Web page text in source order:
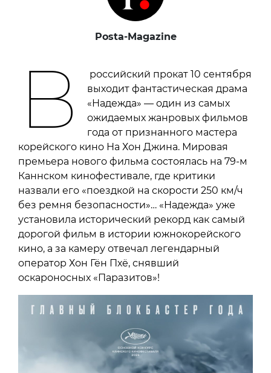
Posta-Magazine
В
российский прокат 10 сентября
выходит фантастическая драма
«Надежда» — один из самых
ожидаемых жанровых фильмов
года от признанного мастера
корейского кино На Хон Джина. Мировая
премьера нового фильма состоялась на 79-м
Каннском кинофестивале, где критики
назвали его «поездкой на скорости 250 км/ч
без ремня безопасности»… «Надежда» уже
установила исторический рекорд как самый
дорогой фильм в истории южнокорейского
кино, а за камеру отвечал легендарный
оператор Хон Гён Пхё, снявший
оскароносных «Паразитов»!